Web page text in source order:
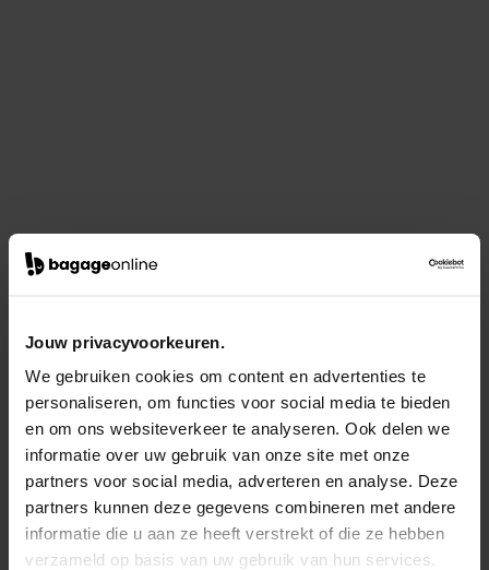
Jouw privacyvoorkeuren.
We gebruiken cookies om content en advertenties te
personaliseren, om functies voor social media te bieden
en om ons websiteverkeer te analyseren. Ook delen we
informatie over uw gebruik van onze site met onze
partners voor social media, adverteren en analyse. Deze
partners kunnen deze gegevens combineren met andere
informatie die u aan ze heeft verstrekt of die ze hebben
verzameld op basis van uw gebruik van hun services.